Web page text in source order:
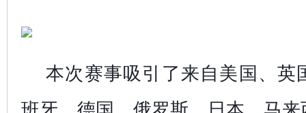
本次赛事吸引了来自美国、英